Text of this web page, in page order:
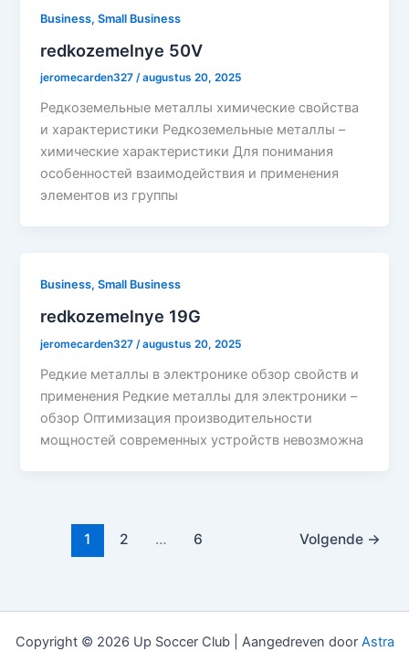
Business, Small Business
redkozemelnye 50V
jeromecarden327/augustus 20, 2025
Редкоземельные металлы химические свойства
и характеристики Редкоземельные металлы –
химические характеристики Для понимания
особенностей взаимодействия и применения
элементов из группы
Business, Small Business
redkozemelnye 19G
jeromecarden327/augustus 20, 2025
Редкие металлы в электронике обзор свойств и
применения Редкие металлы для электроники –
обзор Оптимизация производительности
мощностей современных устройств невозможна
1 2 … 6 Volgende →
Copyright © 2026 Up Soccer Club | Aangedreven door Astra